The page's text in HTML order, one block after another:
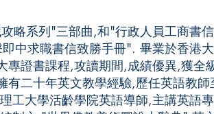
略系列"三部曲,和"行政人員工商書
中求職書信致勝手冊". 畢業於香港
專證書課程,攻讀期間,成績優異,獲
有二十年英文教學經驗,歷任英語教
工大學活齡學院英語導師,主講英語